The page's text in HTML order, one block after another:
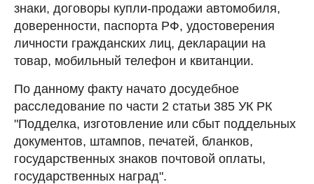
знаки, договоры купли-продажи автомобиля,
доверенности, паспорта РФ, удостоверения
личности гражданских лиц, декларации на
товар, мобильный телефон и квитанции.
По данному факту начато досудебное
расследование по части 2 статьи 385 УК РК
"Подделка, изготовление или сбыт поддельных
документов, штампов, печатей, бланков,
государственных знаков почтовой оплаты,
государственных наград".